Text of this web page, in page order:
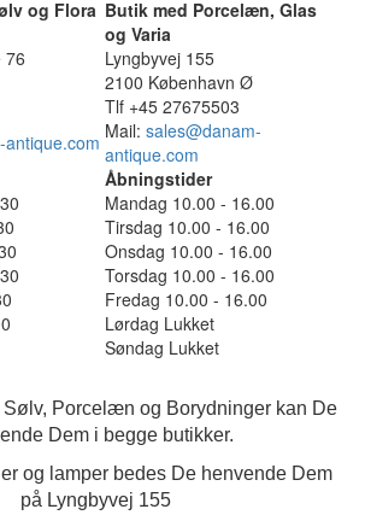
og Flora Butik med Porcelæn, Glas
og Varia
76
Lyngbyvej 155
2100 København Ø
Tlf +45 27675503
Mail: sales@danam-
antique.com
Åbningstider
Mandag 10.00 - 16.00
Tirsdag 10.00 - 16.00
Onsdag 10.00 - 16.00
Torsdag 10.00 - 16.00
Fredag 10.00 - 16.00
Lørdag Lukket
Søndag Lukket
Sølv, Porcelæn og Borydninger kan De
Dem i begge butikker.
og lamper bedes De henvende Dem
på Lyngbyvej 155